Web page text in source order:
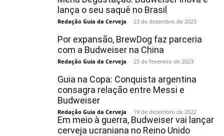
lança o seu saquê no Brasil
Redação Guia da Cerveja - 23 de dezembro de 2023
Por expansão, BrewDog faz parceria
com a Budweiser na China
Redação Guia da Cerveja - 25 de fevereiro de 2023
Guia na Copa: Conquista argentina
consagra relação entre Messi e
Budweiser
Redação Guia da Cerveja - 19 de dezembro de 2022
Em meio à guerra, Budweiser vai lançar
cerveja ucraniana no Reino Unido